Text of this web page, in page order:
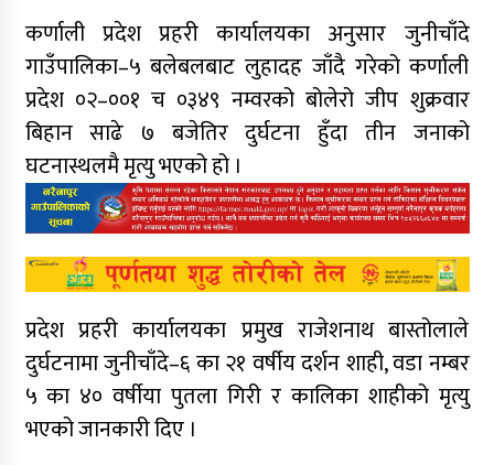
कर्णाली प्रदेश प्रहरी कार्यालयका अनुसार जुनीचाँदे
गाउँपालिका–५ बलेबलबाट लुहादह जाँदै गरेको कर्णाली
प्रदेश ०२–००१ च ०३४९ नम्वरको बोलेरो जीप शुक्रवार
बिहान साढे ७ बजेतिर दुर्घटना हुँदा तीन जनाको
घटनास्थलमै मृत्यु भएको हो ।
प्रदेश प्रहरी कार्यालयका प्रमुख राजेशनाथ बास्तोलाले
दुर्घटनामा जुनीचाँदे–६ का २१ वर्षीय दर्शन शाही, वडा नम्बर
५ का ४० वर्षीया पुतला गिरी र कालिका शाहीको मृत्यु
भएको जानकारी दिए ।